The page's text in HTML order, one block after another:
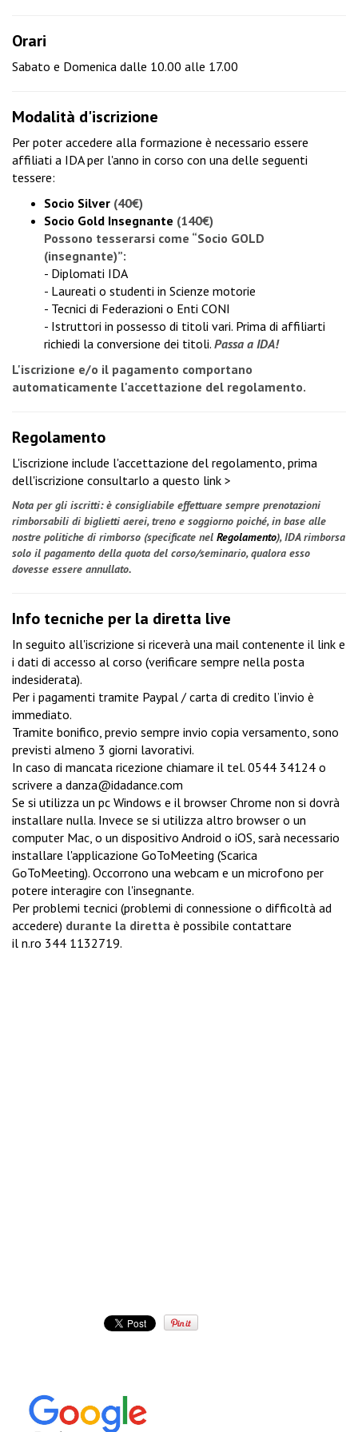
Orari
Sabato e Domenica dalle 10.00 alle 17.00
Modalità d'iscrizione
Per poter accedere alla formazione è necessario essere
affiliati a IDA per l'anno in corso con una delle seguenti
tessere:
Socio Silver (40€)
Socio Gold Insegnante (140€)
Possono tesserarsi come “Socio GOLD
(insegnante)”:
- Diplomati IDA
- Laureati o studenti in Scienze motorie
- Tecnici di Federazioni o Enti CONI
- Istruttori in possesso di titoli vari. Prima di affiliarti
richiedi la conversione dei titoli. Passa a IDA!
L'iscrizione e/o il pagamento comportano
automaticamente l'accettazione del regolamento.
Regolamento
L'iscrizione include l'accettazione del regolamento, prima
dell'iscrizione consultarlo a questo link >
Nota per gli iscritti: è consigliabile effettuare sempre prenotazioni
rimborsabili di biglietti aerei, treno e soggiorno poiché, in base alle
nostre politiche di rimborso (specificate nel Regolamento), IDA rimborsa
solo il pagamento della quota del corso/seminario, qualora esso
dovesse essere annullato.
Info tecniche per la diretta live
In seguito all'iscrizione si riceverà una mail contenente il link e
i dati di accesso al corso (verificare sempre nella posta
indesiderata).
Per i pagamenti tramite Paypal / carta di credito l’invio è
immediato.
Tramite bonifico, previo sempre invio copia versamento, sono
previsti almeno 3 giorni lavorativi.
In caso di mancata ricezione chiamare il tel. 0544 34124 o
scrivere a danza@idadance.com
Se si utilizza un pc Windows e il browser Chrome non si dovrà
installare nulla. Invece se si utilizza altro browser o un
computer Mac, o un dispositivo Android o iOS, sarà necessario
installare l'applicazione GoToMeeting (Scarica
GoToMeeting). Occorrono una webcam e un microfono per
potere interagire con l'insegnante.
Per problemi tecnici (problemi di connessione o difficoltà ad
accedere) durante la diretta è possibile contattare
il n.ro 344 1132719.